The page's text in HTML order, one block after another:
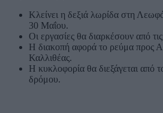
Κλείνει η δεξιά λωρίδα στη
30 Μαΐου.
Οι εργασίες θα διαρκέσουν από
Η διακοπή αφορά το ρεύμα προς
Καλλιθέας.
Η κυκλοφορία θα διεξάγεται από
δρόμου.